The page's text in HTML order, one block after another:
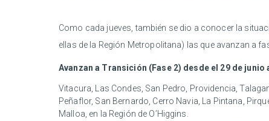
Como cada jueves, también se dio a conocer la
ellas de la Región Metropolitana) las que avanzan a
Avanzan a Transición (Fase 2) desde el 29 de junio
Vitacura, Las Condes, San Pedro, Providencia,
Peñaflor, San Bernardo, Cerro Navia, La Pintana,
Malloa, en la Región de O’Higgins.